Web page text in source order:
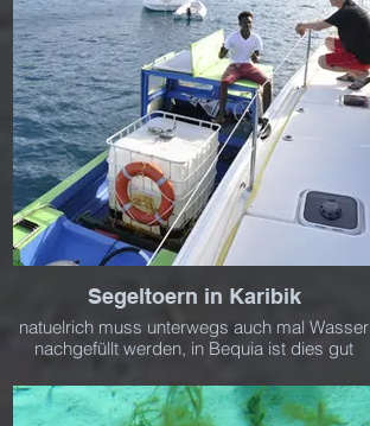
Segeltoern in Karibik
natuelrich muss unterwegs auch mal Wasser
nachgefüllt werden, in Bequia ist dies gut